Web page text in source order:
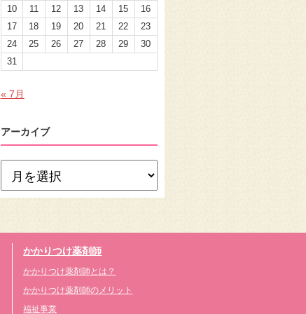
10 11 12 13 14 15
16
17
18 19 20 21 22
23
24
25 26 27 28 29
30
31
« 7月
アーカイブ
かかりつけ薬剤師
かかりつけ薬剤師とは？
かかりつけ薬剤師のメリット
福祉事業